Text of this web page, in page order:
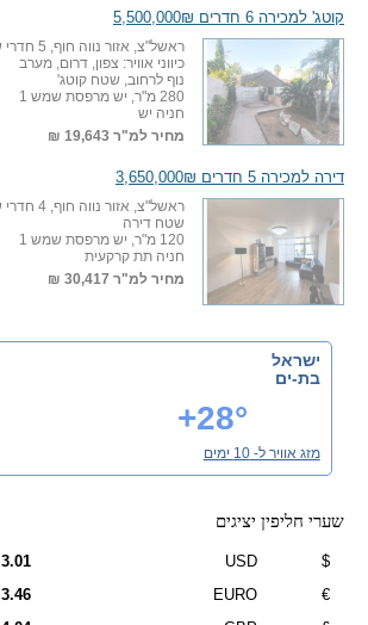
קוטג' למכירה 6 חדרים 5,500,000₪
ראשל"צ, אזור נווה חוף, 5 חדרי שינה + סלון
כיווני אוויר: צפון, דרום, מערב
נוף לרחוב, שטח קוטג'
280 מ"ר, יש מרפסת שמש 1
חניה יש
מחיר למ"ר 19,643 ₪
דירה למכירה 5 חדרים 3,650,000₪
ראשל"צ, אזור נווה חוף, 4 חדרי שינה + סלון
שטח דירה
120 מ"ר, יש מרפסת שמש 1
חניה תת קרקעית
מחיר למ"ר 30,417 ₪
ישראל
בת-ים
+28°
מזג אוויר ל- 10 ימים
שערי חליפין יציגים
$
USD
3.01
€
EURO
3.46